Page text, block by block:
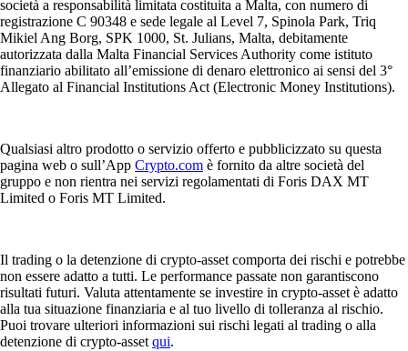
società a responsabilità limitata costituita a Malta, con numero di
registrazione C 90348 e sede legale al Level 7, Spinola Park, Triq
Mikiel Ang Borg, SPK 1000, St. Julians, Malta, debitamente
autorizzata dalla Malta Financial Services Authority come istituto
finanziario abilitato all’emissione di denaro elettronico ai sensi del 3°
Allegato al Financial Institutions Act (Electronic Money Institutions).
Qualsiasi altro prodotto o servizio offerto e pubblicizzato su questa
pagina web o sull’App Crypto.com è fornito da altre società del
gruppo e non rientra nei servizi regolamentati di Foris DAX MT
Limited o Foris MT Limited.
Il trading o la detenzione di crypto-asset comporta dei rischi e potrebbe
non essere adatto a tutti. Le performance passate non garantiscono
risultati futuri. Valuta attentamente se investire in crypto-asset è adatto
alla tua situazione finanziaria e al tuo livello di tolleranza al rischio.
Puoi trovare ulteriori informazioni sui rischi legati al trading o alla
detenzione di crypto-asset qui.